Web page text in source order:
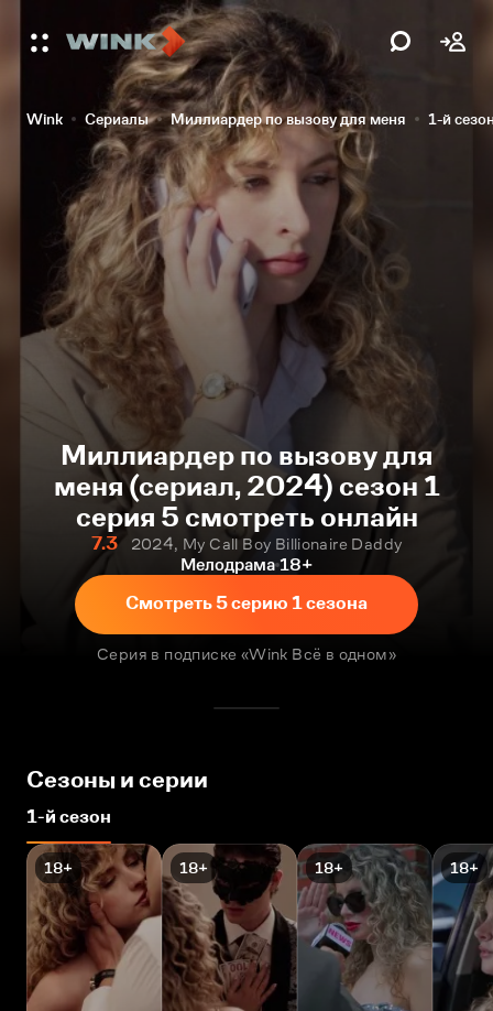
Wink Сериалы Миллиардер по вызову для меня 1-й
Миллиардер по вызову для
меня (сериал, 2024) сезон 1
серия 5 смотреть онлайн
7.3
2024, My Call Boy Billionaire Daddy
Мелодрама 18+
Смотреть 5 серию 1 сезона
Серия в подписке «Wink Всё в одном»
Сезоны и серии
1-й сезон
18+ 18+ 18+ 18+